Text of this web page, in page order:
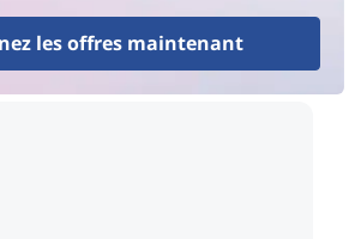
les offres maintenant